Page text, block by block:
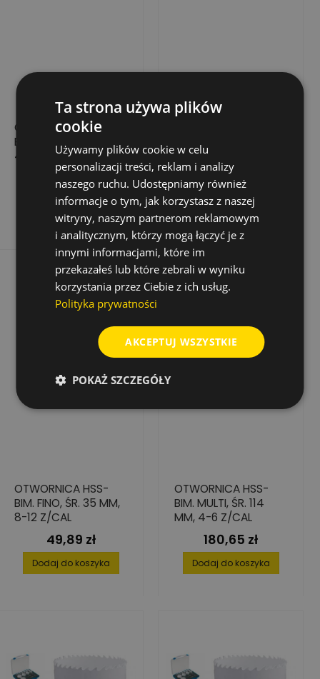
OTWORNICA HSS-
BIM. MULTI, ŚR. 67 MM,
4-6 Z/CAL
Cena
73,70 zł
Dodaj do koszyka
BIM. MULTI, ŚR. 127
MM, 4-6 Z/CAL
Cena
228,28 zł
Dodaj do koszyka
OTWORNICA HSS-
BIM. FINO, ŚR. 35 MM,
8-12 Z/CAL
Cena
49,89 zł
Dodaj do koszyka
OTWORNICA HSS-
BIM. MULTI, ŚR. 114
MM, 4-6 Z/CAL
Cena
180,65 zł
Dodaj do koszyka
Ta strona używa plików
cookie
Używamy plików cookie w celu
personalizacji treści, reklam i analizy
naszego ruchu. Udostępniamy również
informacje o tym, jak korzystasz z naszej
witryny, naszym partnerom reklamowym
i analitycznym, którzy mogą łączyć je z
innymi informacjami, które im
przekazałeś lub które zebrali w wyniku
korzystania przez Ciebie z ich usług.
Polityka prywatności
AKCEPTUJ WSZYSTKIE
POKAŻ SZCZEGÓŁY